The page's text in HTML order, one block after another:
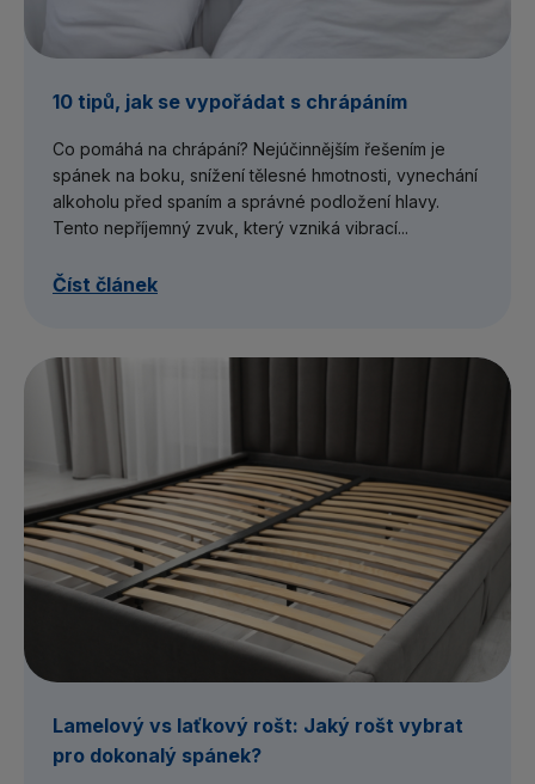
10 tipů, jak se vypořádat s chrápáním
Co pomáhá na chrápání? Nejúčinnějším řešením je
spánek na boku, snížení tělesné hmotnosti, vynechání
alkoholu před spaním a správné podložení hlavy.
Tento nepříjemný zvuk, který vzniká vibrací...
Číst článek
Lamelový vs laťkový rošt: Jaký rošt vybrat
pro dokonalý spánek?